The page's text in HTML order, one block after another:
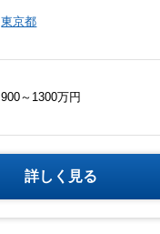
東京都
900～1300万円
詳しく見る